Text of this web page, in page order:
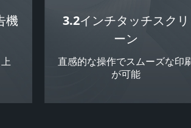
機
3.2インチタッチスクリ
ーン
直感的な操作でスムーズな印
が可能